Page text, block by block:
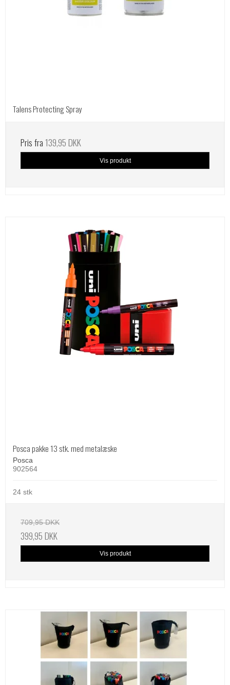
Talens Protecting Spray
Pris fra139,95 DKK
Vis produkt
Posca pakke 13 stk. med metalæske
Posca
902564
24 stk
709,95 DKK
399,95 DKK
Vis produkt